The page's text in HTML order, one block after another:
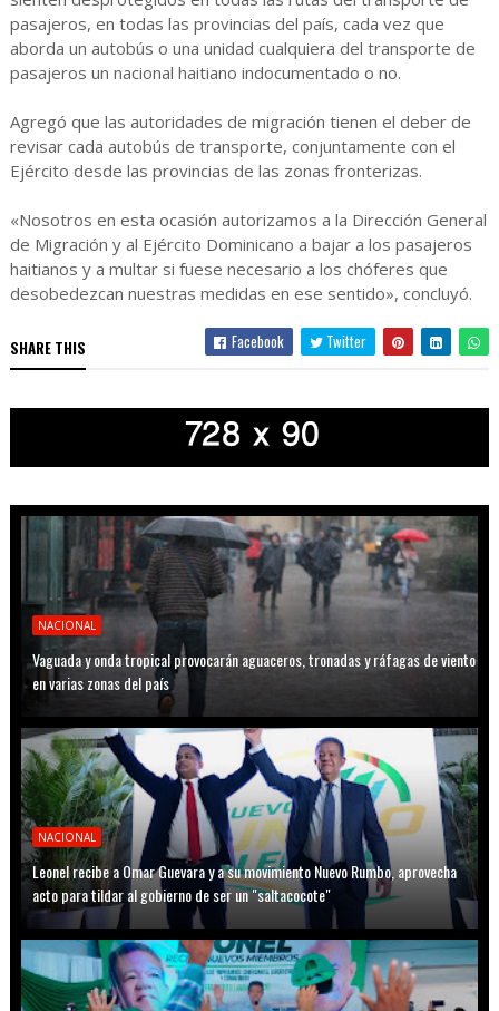
pasajeros, en todas las provincias del país, cada vez que
aborda un autobús o una unidad cualquiera del transporte de
pasajeros un nacional haitiano indocumentado o no.
Agregó que las autoridades de migración tienen el deber de
revisar cada autobús de transporte, conjuntamente con el
Ejército desde las provincias de las zonas fronterizas.
«Nosotros en esta ocasión autorizamos a la Dirección General
de Migración y al Ejército Dominicano a bajar a los pasajeros
haitianos y a multar si fuese necesario a los chóferes que
desobedezcan nuestras medidas en ese sentido», concluyó.
SHARE THIS Facebook Twitter
NACIONAL
Vaguada y onda tropical provocarán aguaceros, tronadas y ráfagas de viento
en varias zonas del país
NACIONAL
Leonel recibe a Omar Guevara y a su movimiento Nuevo Rumbo, aprovecha
acto para tildar al gobierno de ser un "saltacocote"